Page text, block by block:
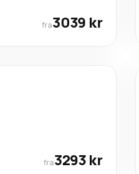
fra3039 kr
fra3293 kr